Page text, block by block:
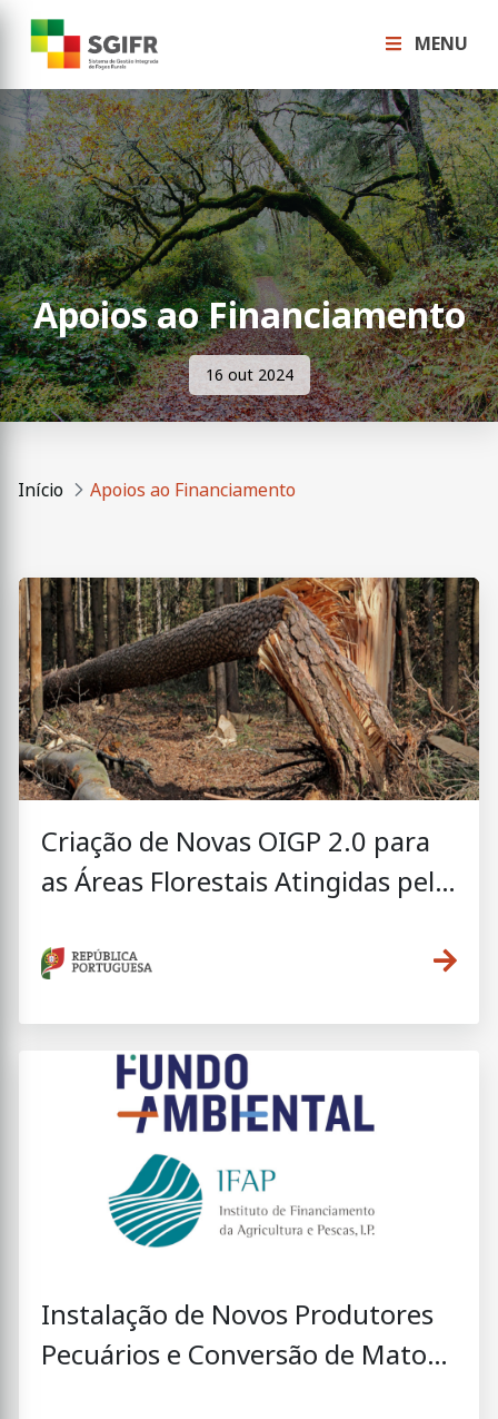
MENU
Apoios ao Financiamento
16 out 2024
Início Apoios ao Financiamento
Criação de Novas OIGP 2.0 para
as Áreas Florestais Atingidas pela
Instalação de Novos Produtores
Pecuários e Conversão de Matos